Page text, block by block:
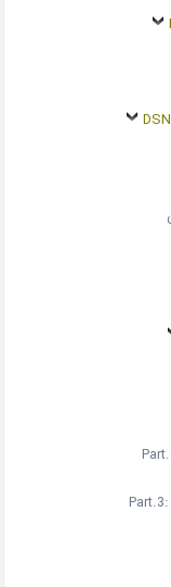
Part.3: